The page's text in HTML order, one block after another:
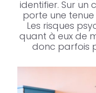
identifier. Sur un
porte une
Les risques
quant à eux de
donc parfois